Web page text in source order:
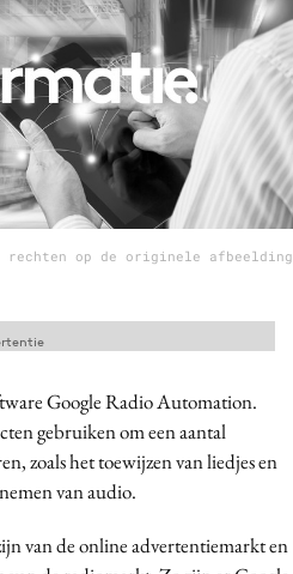
rechten op de originele afbeelding
Google Radio Automation.
gebruiken om een aantal
zoals het toewijzen van liedjes en
van audio.
van de online advertentiemarkt en